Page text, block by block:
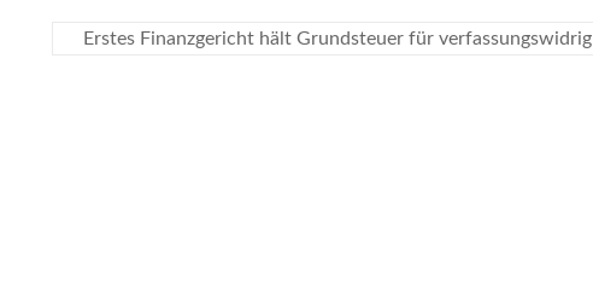
Erstes Finanzgericht hält Grundsteuer für verfassungswidrig